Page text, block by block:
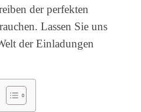
der perfekten
Lassen Sie uns
der Einladungen